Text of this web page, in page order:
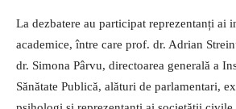
La dezbatere au participat reprezentanți ai
academice, între care prof. dr. Adrian
dr. Simona Pârvu, directoarea generală a
Sănătate Publică, alături de parlamentari,